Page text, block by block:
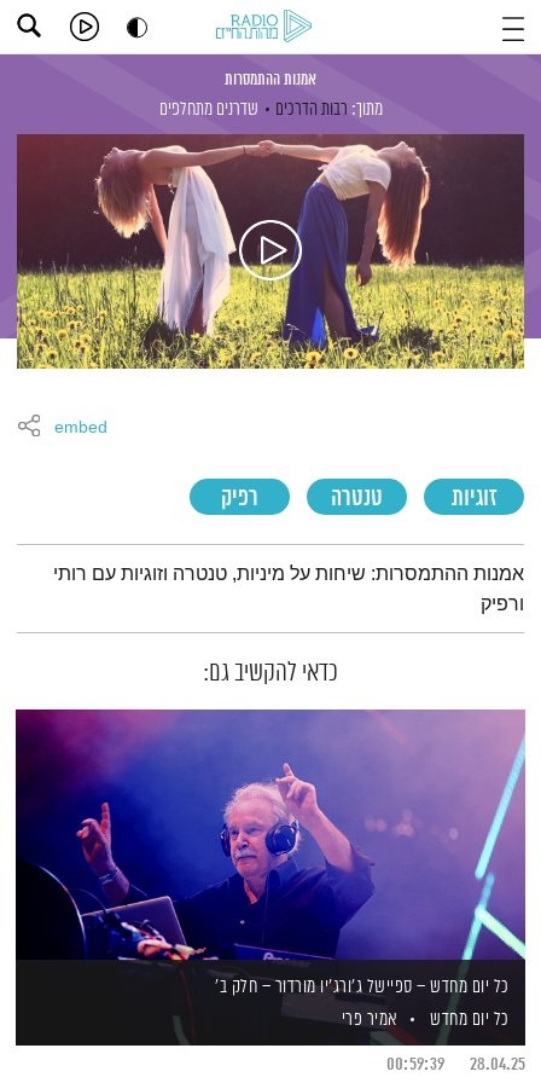
אמנות ההתמסרות
מתוך: רבות הדרכים שדרנים מתחלפים
זוגיות טנטרה רפיק
embed
תמצית הפודקאסט
אמנות ההתמסרות: שיחות על מיניות, טנטרה וזוגיות עם רותי
ורפיק
כדאי להקשיב גם:
כל יום מחדש – ספיישל ג'ורג'יו מורדור – חלק ב'
כל יום מחדש
אמיר פרי
28.04.25
00:59:39